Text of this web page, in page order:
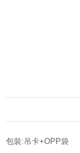
包裝:吊卡+OPP袋